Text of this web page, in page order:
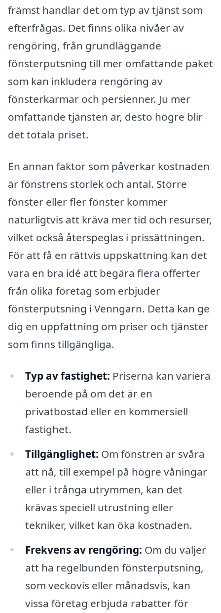
främst handlar det om typ av tjänst som
efterfrågas. Det finns olika nivåer av
rengöring, från grundläggande
fönsterputsning till mer omfattande paket
som kan inkludera rengöring av
fönsterkarmar och persienner. Ju mer
omfattande tjänsten är, desto högre blir
det totala priset.
En annan faktor som påverkar kostnaden
är fönstrens storlek och antal. Större
fönster eller fler fönster kommer
naturligtvis att kräva mer tid och resurser,
vilket också återspeglas i prissättningen.
För att få en rättvis uppskattning kan det
vara en bra idé att begära flera offerter
från olika företag som erbjuder
fönsterputsning i Venngarn. Detta kan ge
dig en uppfattning om priser och tjänster
som finns tillgängliga.
Typ av fastighet: Priserna kan variera
beroende på om det är en
privatbostad eller en kommersiell
fastighet.
Tillgänglighet: Om fönstren är svåra
att nå, till exempel på högre våningar
eller i trånga utrymmen, kan det
krävas speciell utrustning eller
tekniker, vilket kan öka kostnaden.
Frekvens av rengöring: Om du väljer
att ha regelbunden fönsterputsning,
som veckovis eller månadsvis, kan
vissa företag erbjuda rabatter för